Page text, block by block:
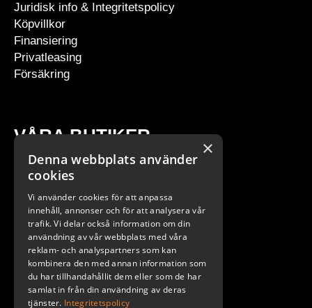
Juridisk info & Integritetspolicy
Köpvillkor
Finansiering
Privatleasing
Försäkring
VÅRA BUTIKER
Stockholm
Göteborg
Malmö
×
Denna webbplats använder
cookies
Vi använder cookies för att anpassa
innehåll, annonser och för att analysera vår
trafik. Vi delar också information om din
användning av vår webbplats med våra
reklam- och analyspartners som kan
kombinera den med annan information som
du har tillhandahållit dem eller som de har
samlat in från din användning av deras
tjänster. Integritetspolicy